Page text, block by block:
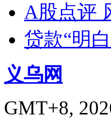
A股点评
贷款“明
义乌网
GMT+8,